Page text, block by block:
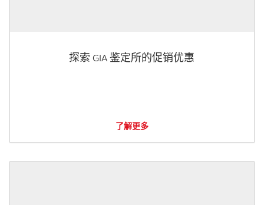
探索 GIA 鉴定所的促销优惠
了解更多